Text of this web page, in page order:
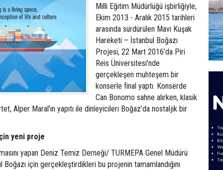
Milli Eğitim Müdürlüğü işbirliğiyle,
Ekim 2013 - Aralık 2015 tarihleri
arasında sürdürülen Mavi Kuşak
Hareketi – İstanbul Boğazı
Projesi, 22 Mart 2016’da Piri
Reis Üniversitesi’nde
gerçekleşen muhteşem bir
konserle final yaptı. Konserde
Can Bonomo sahne alırken, klasik
Alper Maral’ın yapıtı ile dinleyicileri Boğaz’da nostaljik bir
yeni proje
yapan Deniz Temiz Derneği/ TURMEPA Genel Müdürü
Boğazı için gerçekleştirdikleri bu projenin tamamlandığını